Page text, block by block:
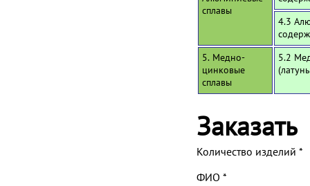
сплавы
4.3
5. Медно-
цинковые
сплавы
5.2
Заказать
Количество изделий *
ФИО *